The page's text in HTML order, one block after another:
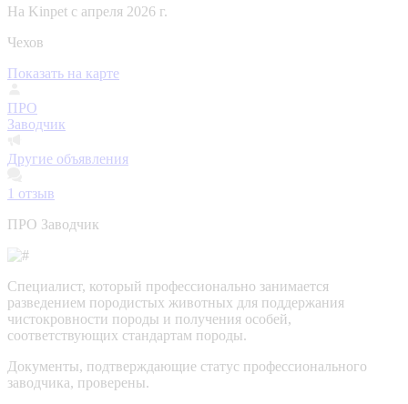
На Kinpet c апреля 2026 г.
Чехов
Показать на карте
ПРО
Заводчик
Другие объявления
1 отзыв
ПРО Заводчик
Специалист, который профессионально занимается
разведением породистых животных для поддержания
чистокровности породы и получения особей,
соответствующих стандартам породы.
Документы, подтверждающие статус профессионального
заводчика, проверены.